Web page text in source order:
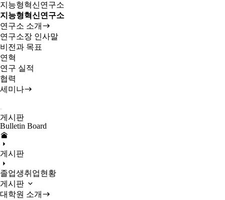
지능형혁신연구소
지능형혁신연구소
연구소 소개
연구소장 인사말
비전과 목표
연혁
연구 실적
협력
세미나
게시판
Bulletin Board
게시판
졸업생취업현황
게시판
대학원 소개